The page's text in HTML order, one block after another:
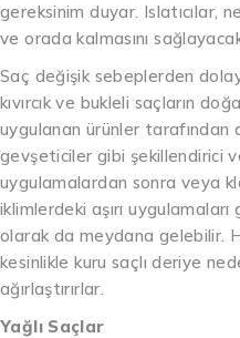
gereksinim duyar. Islatıcılar,
ve orada kalmasını
Saç değişik sebeplerden
kıvırcık ve bukleli saçların
uygulanan ürünler
gevşeticiler gibi şekillendirici
uygulamalardan sonra veya
iklimlerdeki aşırı
olarak da meydana gelebilir.
kesinlikle kuru saçlı deriye
ağırlaştırırlar.
Yağlı Saçlar